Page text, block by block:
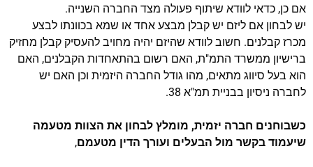
אם כן, כדאי לוודא שיתוף פעולה מצד החברה השנייה.
יש לבחון אם ליזם יש קבלן מבצע אחד או שמא בכוונתו לבצע
מכרז קבלנים. חשוב לוודא שהיזם יהיה מחויב להעסיק קבלן מחזיק
ברישיון ממשרד התמ"ת, האם רשום בהתאחדות הקבלנים, האם
הוא בעל סיווג מתאים, מהו גודל החברה היזמית וכן האם יש
לחברה ניסיון בבניית תמ"א 38.
כשבוחנים חברה יזמית, מומלץ לבחון את הצוות מטעמה
שיעמוד בקשר מול הבעלים ועורך הדין מטעמם,